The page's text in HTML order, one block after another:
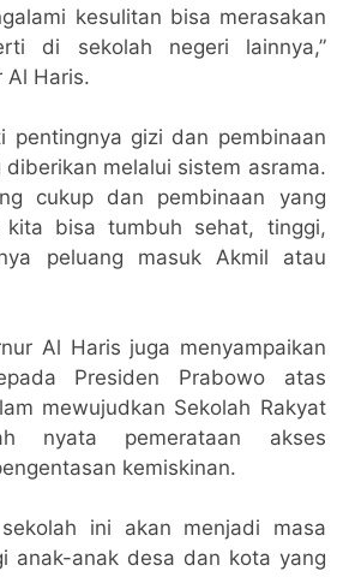
kesulitan bisa merasakan
di sekolah negeri lainnya,”
Al Haris.
pentingnya gizi dan pembinaan
diberikan melalui sistem asrama.
cukup dan pembinaan yang
kita bisa tumbuh sehat, tinggi,
peluang masuk Akmil atau
Al Haris juga menyampaikan
Presiden Prabowo atas
mewujudkan Sekolah Rakyat
nyata pemerataan akses
kemiskinan.
ini akan menjadi masa
anak-anak desa dan kota yang